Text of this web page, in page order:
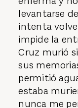
levantarse
intenta
impide la
Cruz murió
sus
permitió
estaba
nunca me